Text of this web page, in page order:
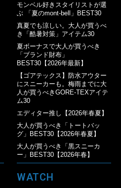
モンベル好きスタイリストが選
ぶ 「夏のmont-bell」BEST30
真夏でも涼しい。大人が買うべ
き「酷暑対策」アイテム30
夏ボーナスで大人が買うべき
「ブランド財布」
BEST30【2026年最新】
【ゴアテックス】防水アウター
にスニーカーも。梅雨までに大
人が買うべきGORE-TEXアイテ
ム30
エディター推し【2026年春夏】
大人が買うべき「トートバッ
グ」BEST30【2026年春夏】
大人が買うべき「黒スニーカ
ー」BEST30【2026年春】
WATCH